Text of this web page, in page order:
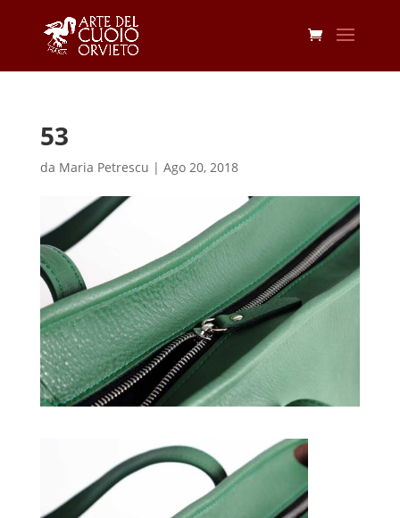
53
da Maria Petrescu | Ago 20, 2018